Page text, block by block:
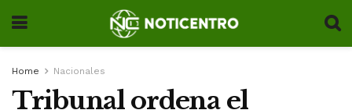
Home Nacionales
Tribunal ordena el